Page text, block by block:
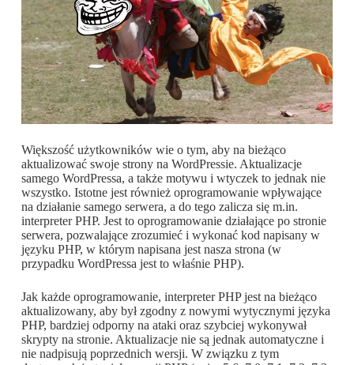
Większość użytkowników wie o tym, aby na bieżąco
aktualizować swoje strony na WordPressie. Aktualizacje
samego WordPressa, a także motywu i wtyczek to jednak nie
wszystko. Istotne jest również oprogramowanie wpływające
na działanie samego serwera, a do tego zalicza się m.in.
interpreter PHP. Jest to oprogramowanie działające po stronie
serwera, pozwalające zrozumieć i wykonać kod napisany w
języku PHP, w którym napisana jest nasza strona (w
przypadku WordPressa jest to właśnie PHP).
Jak każde oprogramowanie, interpreter PHP jest na bieżąco
aktualizowany, aby był zgodny z nowymi wytycznymi języka
PHP, bardziej odporny na ataki oraz szybciej wykonywał
skrypty na stronie. Aktualizacje nie są jednak automatyczne i
nie nadpisują poprzednich wersji. W związku z tym